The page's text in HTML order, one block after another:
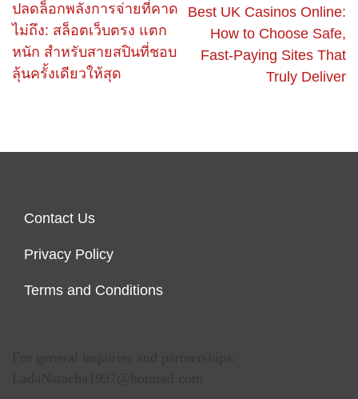
ปลดล็อกพลังการจ่ายที่คาด
ไม่ถึง: สล็อตเว็บตรง แตก
หนัก สำหรับสายสปินที่ชอบ
ลุ้นครั้งเดียวให้สุด
Best UK Casinos Online:
How to Choose Safe,
Fast-Paying Sites That
Truly Deliver
Contact Us
Privacy Policy
Terms and Conditions